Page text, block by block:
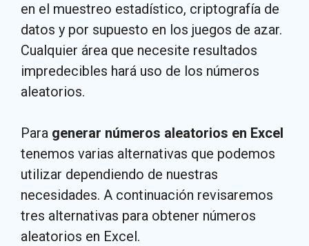
en el muestreo estadístico, criptografía de
datos y por supuesto en los juegos de azar.
Cualquier área que necesite resultados
impredecibles hará uso de los números
aleatorios.
Para generar números aleatorios en Excel
tenemos varias alternativas que podemos
utilizar dependiendo de nuestras
necesidades. A continuación revisaremos
tres alternativas para obtener números
aleatorios en Excel.